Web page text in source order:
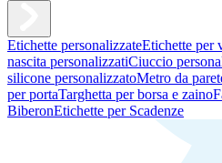
Etichette personalizzateEtichette per
nascita personalizzatiCiuccio
silicone personalizzatoMetro da
per portaTarghetta per borsa e zaino
BiberonEtichette per Scadenze